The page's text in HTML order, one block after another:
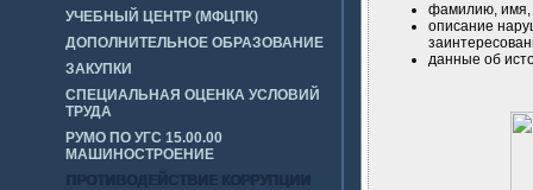
УЧЕБНЫЙ ЦЕНТР (МФЦПК)
ДОПОЛНИТЕЛЬНОЕ ОБРАЗОВАНИЕ
ЗАКУПКИ
СПЕЦИАЛЬНАЯ ОЦЕНКА УСЛОВИЙ
ТРУДА
РУМО ПО УГС 15.00.00
МАШИНОСТРОЕНИЕ
ПРОТИВОДЕЙСТВИЕ КОРРУПЦИИ
фамилию, имя,
описание
данные об